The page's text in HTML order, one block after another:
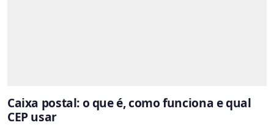
Caixa postal: o que é, como funciona e qual
CEP usar